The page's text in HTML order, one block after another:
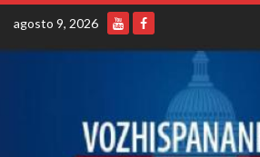
Skip
content
agosto 9, 2026